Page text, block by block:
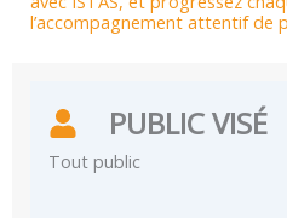
l’accompagnement attentif de
PUBLIC VISÉ
Tout public